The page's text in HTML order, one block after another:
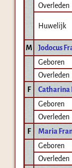
Overleden
Huwelijk
M
Jodocus
Geboren
Overleden
F
Catharina
Geboren
Overleden
F
Maria
Geboren
Overleden